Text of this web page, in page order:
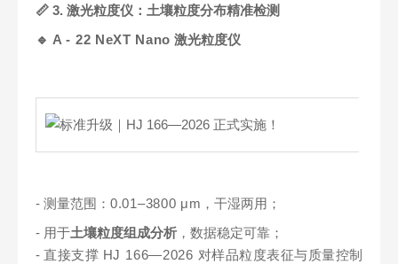
📏 3. 激光粒度仪：土壤粒度分布精准检测
🔹 A - 22 NeXT Nano 激光粒度仪
- 测量范围： 0.01–3800 μm ，干湿两用；
- 用于土壤粒度组成分析 ，数据稳定可靠；
- 直接支撑 HJ 166—2026 对样品粒度表征与质量控制